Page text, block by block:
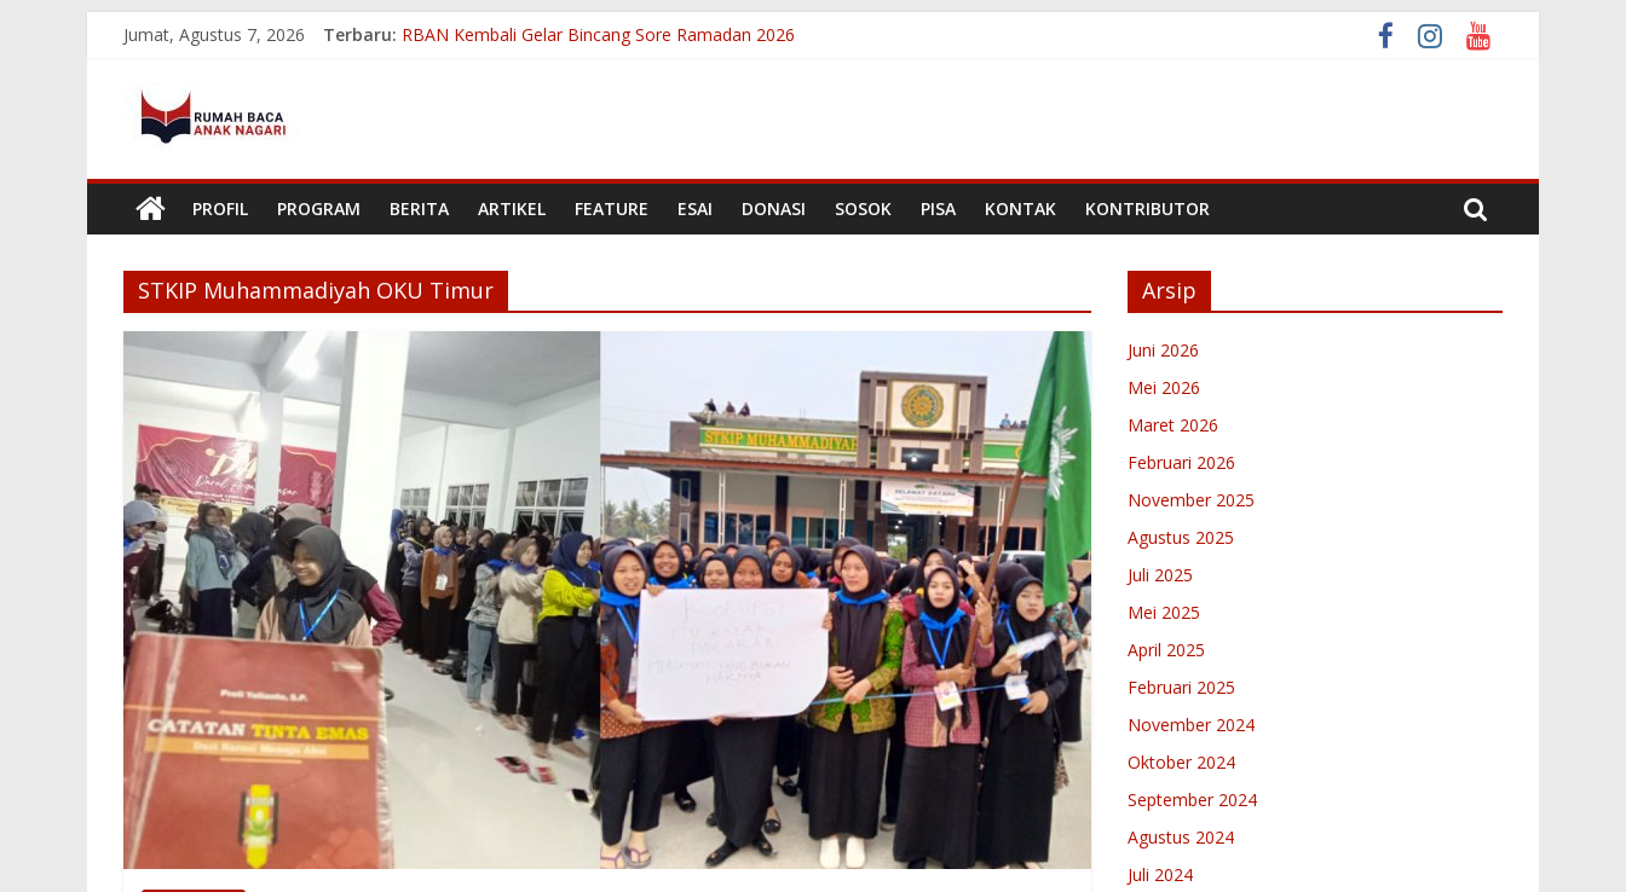
content
Jumat, Agustus 7, 2026 Terbaru: RBAN Kembali Gelar Bincang Sore Ramadan 2026
Rumah
Baca
Anak
Nagari
Menumbuhkan
Minat
Baca
Mencerdaskan
Bangsa
PROFIL PROGRAM BERITA ARTIKEL FEATURE ESAI DONASI SOSOK PISA KONTAK KONTRIBUTOR
STKIP Muhammadiyah OKU Timur Arsip
Juni 2026
Mei 2026
Maret 2026
Februari 2026
November 2025
Agustus 2025
Juli 2025
Mei 2025
April 2025
Februari 2025
November 2024
Oktober 2024
September 2024
Agustus 2024
Juli 2024